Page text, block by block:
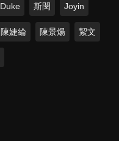
Duke 斯閔 Joyin
陳婕綸 陳景煬 絜文